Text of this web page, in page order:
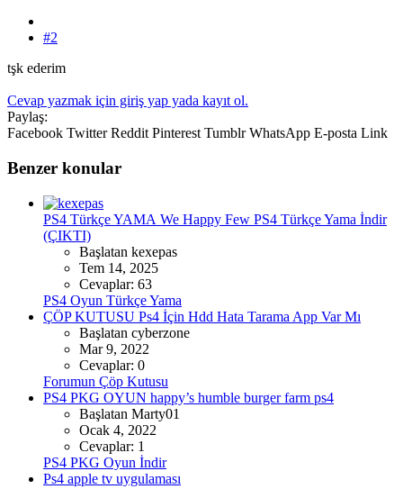
#2
tşk ederim
Cevap yazmak için giriş yap yada kayıt ol.
Paylaş:
Facebook Twitter Reddit Pinterest Tumblr WhatsApp E-posta Link
Benzer konular
PS4 Türkçe YAMA We Happy Few PS4 Türkçe Yama İndir
(ÇIKTI)
Başlatan kexepas
Tem 14, 2025
Cevaplar: 63
PS4 Oyun Türkçe Yama
ÇÖP KUTUSU Ps4 İçin Hdd Hata Tarama App Var Mı
Başlatan cyberzone
Mar 9, 2022
Cevaplar: 0
Forumun Çöp Kutusu
PS4 PKG OYUN happy’s humble burger farm ps4
Başlatan Marty01
Ocak 4, 2022
Cevaplar: 1
PS4 PKG Oyun İndir
Ps4 apple tv uygulaması